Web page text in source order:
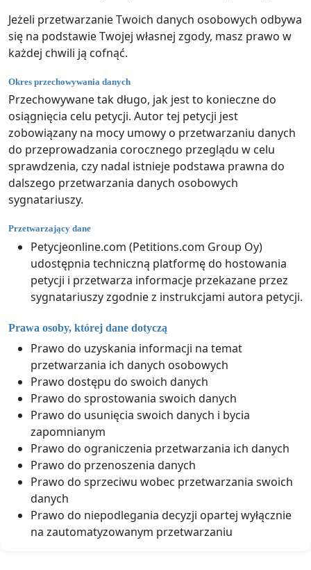
Jeżeli przetwarzanie Twoich danych osobowych odbywa
się na podstawie Twojej własnej zgody, masz prawo w
każdej chwili ją cofnąć.
Okres przechowywania danych
Przechowywane tak długo, jak jest to konieczne do
osiągnięcia celu petycji. Autor tej petycji jest
zobowiązany na mocy umowy o przetwarzaniu danych
do przeprowadzania corocznego przeglądu w celu
sprawdzenia, czy nadal istnieje podstawa prawna do
dalszego przetwarzania danych osobowych
sygnatariuszy.
Przetwarzający dane
Petycjeonline.com (Petitions.com Group Oy)
udostępnia techniczną platformę do hostowania
petycji i przetwarza informacje przekazane przez
sygnatariuszy zgodnie z instrukcjami autora petycji.
Prawa osoby, której dane dotyczą
Prawo do uzyskania informacji na temat
przetwarzania ich danych osobowych
Prawo dostępu do swoich danych
Prawo do sprostowania swoich danych
Prawo do usunięcia swoich danych i bycia
zapomnianym
Prawo do ograniczenia przetwarzania ich danych
Prawo do przenoszenia danych
Prawo do sprzeciwu wobec przetwarzania swoich
danych
Prawo do niepodlegania decyzji opartej wyłącznie
na zautomatyzowanym przetwarzaniu